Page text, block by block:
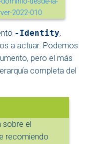
-Identity,
a actuar. Podemos
pero el más
completa del
sobre el
recomiendo